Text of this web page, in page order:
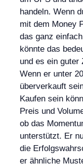
handeln. Wenn
mit dem Money
das ganz
könnte das
und es ein guter
Wenn er unter
überverkauft
Kaufen sein
Preis und
ob das
unterstützt. Er
die
er ähnliche